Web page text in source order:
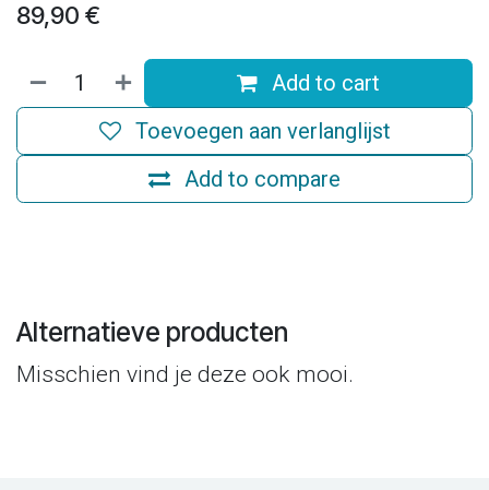
89,90 €
Add to cart
Add to compare
Toevoegen aan verlanglijst
Alternatieve producten
Misschien vind je deze ook mooi.